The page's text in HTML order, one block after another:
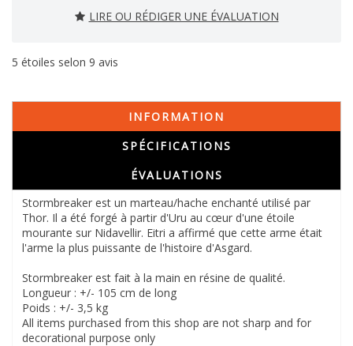
LIRE OU RÉDIGER UNE ÉVALUATION
5 étoiles selon 9 avis
INFORMATION
SPÉCIFICATIONS
ÉVALUATIONS
Stormbreaker est un marteau/hache enchanté utilisé par
Thor. Il a été forgé à partir d'Uru au cœur d'une étoile
mourante sur Nidavellir. Eitri a affirmé que cette arme était
l'arme la plus puissante de l'histoire d'Asgard.
Stormbreaker est fait à la main en résine de qualité.
Longueur : +/- 105 cm de long
Poids : +/- 3,5 kg
All items purchased from this shop are not sharp and for
decorational purpose only